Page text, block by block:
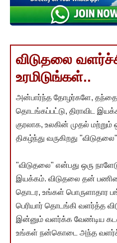
விடுதலை
உரமிடுங்கள்..
அன்பார்ந்த தோழர்களே, தந்தை
தொடங்கப்பட்டு, திராவிட
குரலாக, உலகின் முதல் மற்றும்
திகழ்ந்து வருகிறது
"விடுதலை" என்பது ஒரு
இயக்கம். விடுதலை தன்
தொடர, உங்கள் பொருளாதார
பெரியார் தொடங்கி வளர்த்த
இன்னும் வளர்க்க வேண்டிய
உங்கள் நன்கொடை அந்த